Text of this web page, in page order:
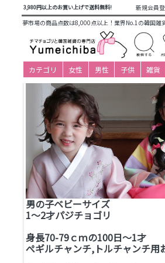
3,980円以上のお買い上げで送料無料! 新規会員
夢市場の商品点数は8,000点以上！業界No.1の韓国雑
カテゴリ 女性 男性 子供 雑貨
商品カテゴリ一覧>仕立て済み衣装(子
作>ベビーチョゴリ(0才・1才・2才)> 1-
0才、1才、2才用♪ぺギルチャ
用パジチョゴリ販売
男の子ベビーサイズ
1～2才パジチョゴリ
身長70-79ｃｍの100日～1才
ぺギルチャンチ,トルチャンチ用